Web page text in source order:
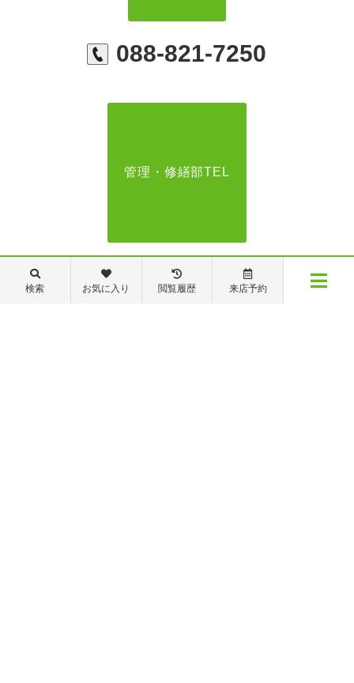
088-821-7250
管理・修繕部TEL
088-821-7272
検索 お気に入り 閲覧履歴 来店予約